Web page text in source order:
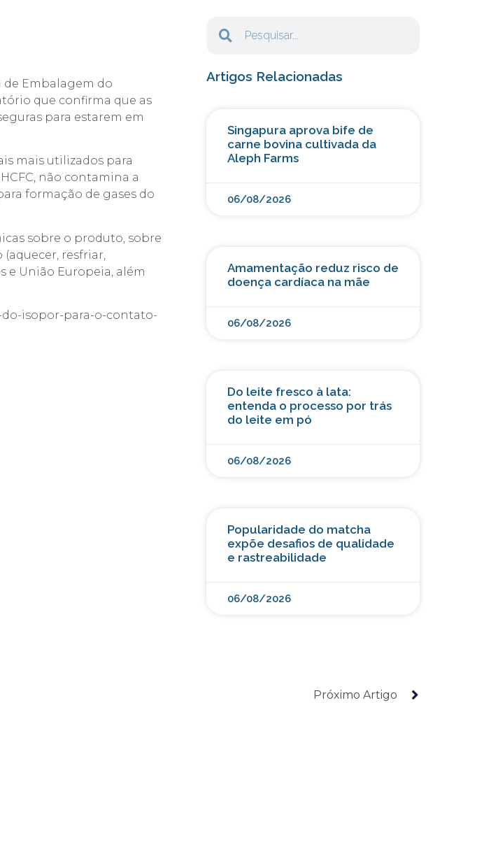
de Embalagem do
que confirma que as
para estarem em
mais utilizados para
não contamina a
formação de gases do
sobre o produto, sobre
resfriar,
e União Europeia, além
do-isopor-para-o-contato-
Artigos Relacionadas
Singapura aprova bife de
carne bovina cultivada da
Aleph Farms
06/08/2026
Amamentação reduz risco de
doença cardíaca na mãe
06/08/2026
Do leite fresco à lata:
entenda o processo por trás
do leite em pó
06/08/2026
Popularidade do matcha
expõe desafios de qualidade
e rastreabilidade
06/08/2026
Próximo Artigo